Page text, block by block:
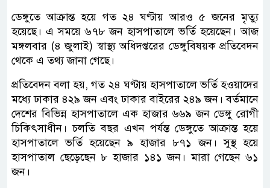
ডেঙ্গুতে আক্রান্ত হয়ে গত ২৪ ঘণ্টায় আরও ৫ জনের মৃত্যু
হয়েছে। এ সময়ে ৬৭৮ জন হাসপাতালে ভর্তি হয়েছেন। আজ
মঙ্গলবার (৪ জুলাই) স্বাস্থ্য অধিদপ্তরের ডেঙ্গুবিষয়ক প্রতিবেদন
থেকে এ তথ্য জানা গেছে।
প্রতিবেদন বলা হয়, গত ২৪ ঘণ্টায় হাসপাতালে ভর্তি হওয়াদের
মধ্যে ঢাকার ৪২৯ জন এবং ঢাকার বাইরের ২৪৯ জন। বর্তমানে
দেশের বিভিন্ন হাসপাতালে এক হাজার ৬৬৯ জন ডেঙ্গু রোগী
চিকিৎসাধীন। চলতি বছর এখন পর্যন্ত ডেঙ্গুতে আক্রান্ত হয়ে
হাসপাতালে ভর্তি হয়েছেন ৯ হাজার ৮৭১ জন। সুস্থ হয়ে
হাসপাতাল ছেড়েছেন ৮ হাজার ১৪১ জন। মারা গেছেন ৬১
জন।